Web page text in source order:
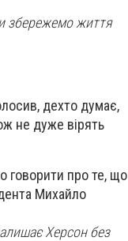
збережемо життя
дехто думає,
не дуже вірять
говорити про те, що
Михайло
Херсон без